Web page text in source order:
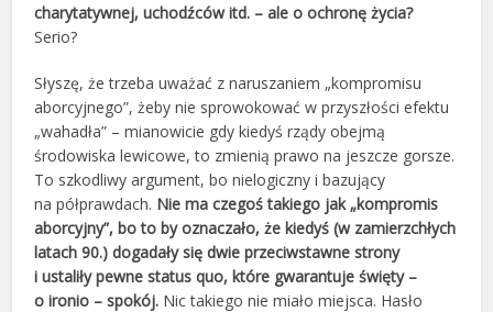
charytatywnej, uchodźców itd. – ale o ochronę życia?
Serio?
Słyszę, że trzeba uważać z naruszaniem „kompromisu
aborcyjnego”, żeby nie sprowokować w przyszłości efektu
„wahadła” – mianowicie gdy kiedyś rządy obejmą
środowiska lewicowe, to zmienią prawo na jeszcze gorsze.
To szkodliwy argument, bo nielogiczny i bazujący
na półprawdach. Nie ma czegoś takiego jak „kompromis
aborcyjny”, bo to by oznaczało, że kiedyś (w zamierzchłych
latach 90.) dogadały się dwie przeciwstawne strony
i ustaliły pewne status quo, które gwarantuje święty –
o ironio – spokój. Nic takiego nie miało miejsca. Hasło